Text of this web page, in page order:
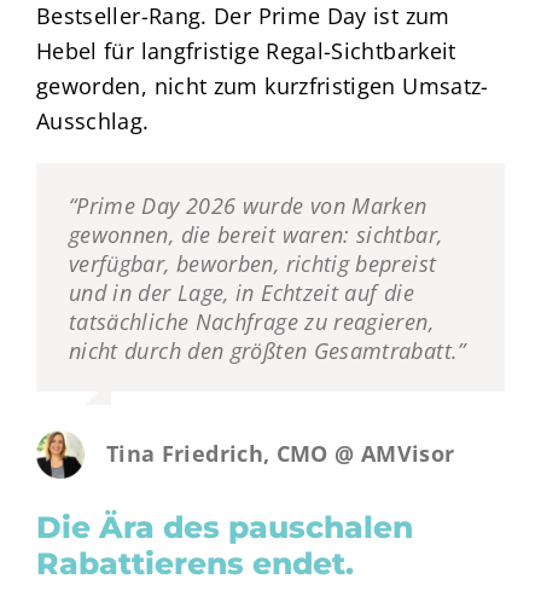
Bestseller-Rang. Der Prime Day ist zum
Hebel für langfristige Regal-Sichtbarkeit
geworden, nicht zum kurzfristigen Umsatz-
Ausschlag.
“Prime Day 2026 wurde von Marken
gewonnen, die bereit waren: sichtbar,
verfügbar, beworben, richtig bepreist
und in der Lage, in Echtzeit auf die
tatsächliche Nachfrage zu reagieren,
nicht durch den größten Gesamtrabatt.”
Tina Friedrich, CMO @ AMVisor
Die Ära des pauschalen
Rabattierens endet.